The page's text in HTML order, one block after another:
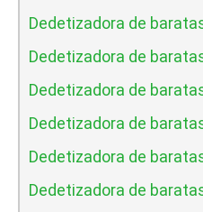
Dedetizadora de
Dedetizadora de
Dedetizadora de
Dedetizadora de
Dedetizadora de
Dedetizadora de